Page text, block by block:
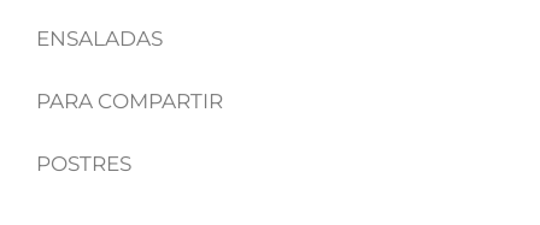
ENSALADAS
PARA COMPARTIR
POSTRES